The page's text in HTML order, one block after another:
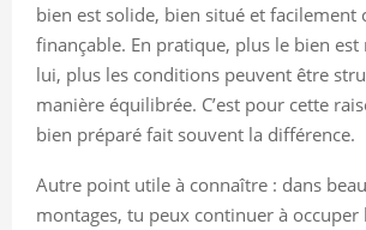
bien est solide, bien situé et facilement
finançable. En pratique, plus le bien
lui, plus les conditions peuvent être
manière équilibrée. C’est pour cette
bien préparé fait souvent la différence.
Autre point utile à connaître : dans
montages, tu peux continuer à